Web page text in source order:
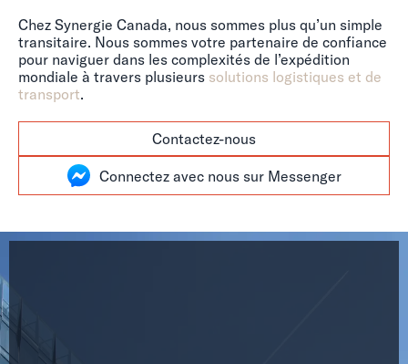
Chez Synergie Canada, nous sommes plus qu’un simple
transitaire. Nous sommes votre partenaire de confiance
pour naviguer dans les complexités de l’expédition
mondiale à travers plusieurs solutions logistiques et de
transport.
Contactez-nous
Connectez avec nous sur Messenger